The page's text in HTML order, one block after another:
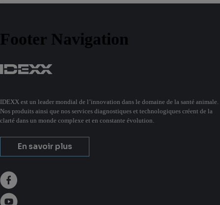
Footer Navigation
IDEXX est un leader mondial de l’innovation dans le domaine de la santé animale.
Nos produits ainsi que nos services diagnostiques et technologiques créent de la
clarté dans un monde complexe et en constante évolution.
En savoir plus